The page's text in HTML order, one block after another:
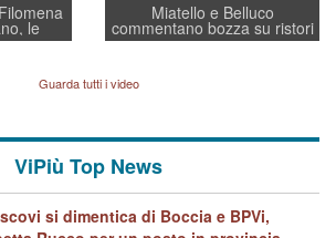
le
di
D'Urso
Miatello e Belluco
commentano bozza su ristori
BPVi e Veneto Banca
Guarda tutti i video
ViPiù Top News
si dimentica di Boccia e BPVi,